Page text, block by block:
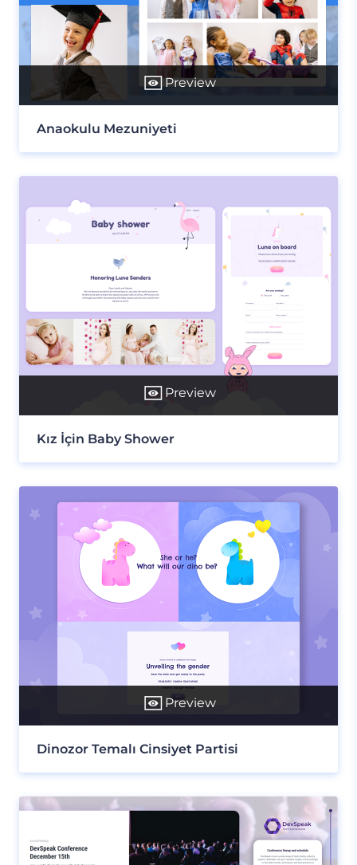
Preview
Anaokulu Mezuniyeti
Preview
Kız İçin Baby Shower
Preview
Dinozor Temalı Cinsiyet Partisi